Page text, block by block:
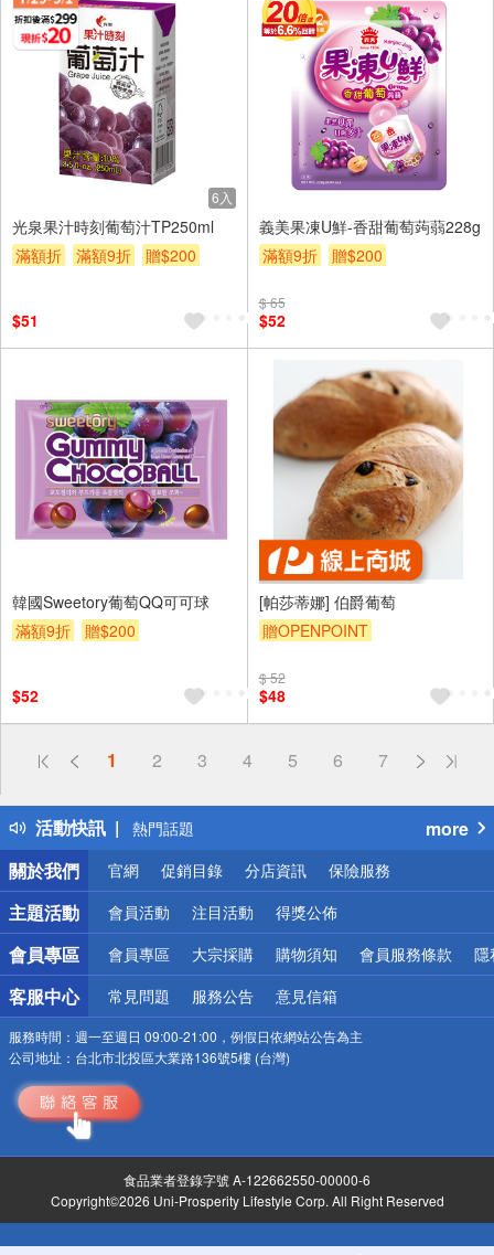
6入
光泉果汁時刻葡萄汁TP250ml
滿額折
滿額9折 贈$200
$51
義美果凍U鮮-香甜葡萄蒟蒻228g
滿額9折
贈$200
$ 65
$52
韓國Sweetory葡萄QQ可可球
滿額9折
贈$200
$52
[帕莎蒂娜] 伯爵葡萄
贈OPENPOINT
$ 52
$48
1 2 3 4 5 6 7
活動快訊
偏遠地區配送
得獎公告
熱門話題
銀行優惠
偏遠地區配送
詐騙網頁！請小心！
more
關於我們
官網 促銷目錄 分店資訊 保險服務
主題活動 會員活動 注目活動 得獎公佈
會員專區 會員專區 大宗採購 購物須知 會員服務條款 隱
客服中心 常見問題 服務公告 意見信箱
服務時間： 週一至週日 09:00-21:00，例假日依網站公告為主
公司地址： 台北市北投區大業路136號5樓 (台灣)
食品業者登錄字號 A-122662550-00000-6
Copyright©2026 Uni-Prosperity Lifestyle Corp. All Right Reserved